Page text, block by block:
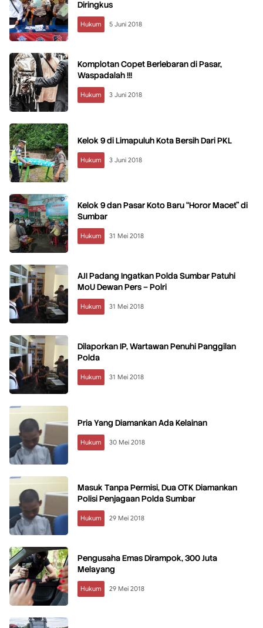
Diringkus
Hukum 5 Juni 2018
Komplotan Copet Berlebaran di Pasar,
Waspadalah !!!
Hukum 3 Juni 2018
Kelok 9 di Limapuluh Kota Bersih Dari PKL
Hukum 3 Juni 2018
Kelok 9 dan Pasar Koto Baru “Horor Macet” di
Sumbar
Hukum 31 Mei 2018
AJI Padang Ingatkan Polda Sumbar Patuhi
MoU Dewan Pers – Polri
Hukum 31 Mei 2018
Dilaporkan IP, Wartawan Penuhi Panggilan
Polda
Hukum 31 Mei 2018
Pria Yang Diamankan Ada Kelainan
Hukum 30 Mei 2018
Masuk Tanpa Permisi, Dua OTK Diamankan
Polisi Penjagaan Polda Sumbar
Hukum 29 Mei 2018
Pengusaha Emas Dirampok, 300 Juta
Melayang
Hukum 29 Mei 2018